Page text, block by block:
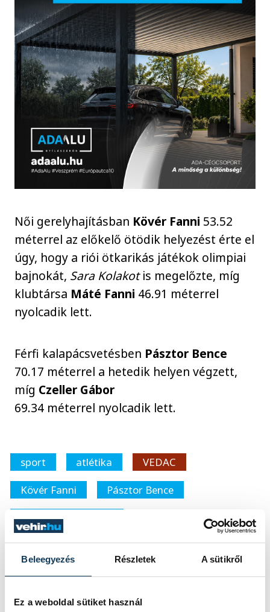
Beleegyezés Részletek A sütikről
Ez a weboldal sütiket használ
Női gerelyhajításban Kövér Fanni 53.52
méterrel az előkelő ötödik helyezést érte el
úgy, hogy a riói ötkarikás játékok olimpiai
bajnokát, Sara Kolakotis megelőzte, míg
klubtársa Máté Fanni 46.91 méterrel
nyolcadik lett.
Férfi kalapácsvetésben Pásztor Bence
70.17 méterrel a hetedik helyen végzett,
míg Czeller Gábor
69.34 méterrel nyolcadik lett.
sport atlétika
VEDAC
Kövér Fanni
Pásztor Bence
Máté Fanni Szabina
SZERZŐ